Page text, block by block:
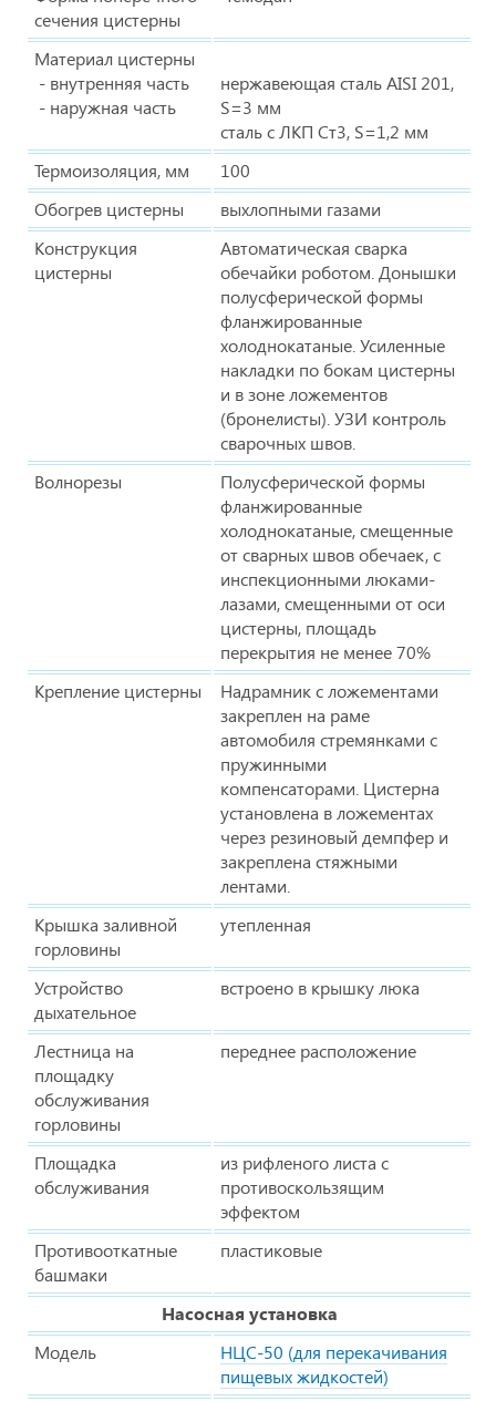
сечения цистерны
Материал цистерны
- внутренняя часть
- наружная часть
нержавеющая сталь AISI 201,
S=3 мм
сталь с ЛКП Ст3, S=1,2 мм
Термоизоляция, мм
100
Обогрев цистерны
выхлопными газами
Конструкция
цистерны
Автоматическая сварка
обечайки роботом. Донышки
полусферической формы
фланжированные
холоднокатаные. Усиленные
накладки по бокам цистерны
и в зоне ложементов
(бронелисты). УЗИ контроль
сварочных швов.
Волнорезы
Полусферической формы
фланжированные
холоднокатаные, смещенные
от сварных швов обечаек, с
инспекционными люками-
лазами, смещенными от оси
цистерны, площадь
перекрытия не менее 70%
Крепление цистерны
Надрамник с ложементами
закреплен на раме
автомобиля стремянками с
пружинными
компенсаторами. Цистерна
установлена в ложементах
через резиновый демпфер и
закреплена стяжными
лентами.
Крышка заливной
горловины
утепленная
Устройство
дыхательное
встроено в крышку люка
Лестница на
площадку
обслуживания
горловины
переднее расположение
Площадка
обслуживания
из рифленого листа с
противоскользящим
эффектом
Противооткатные
башмаки
пластиковые
Насосная установка
Модель
НЦС-50 (для перекачивания
пищевых жидкостей)